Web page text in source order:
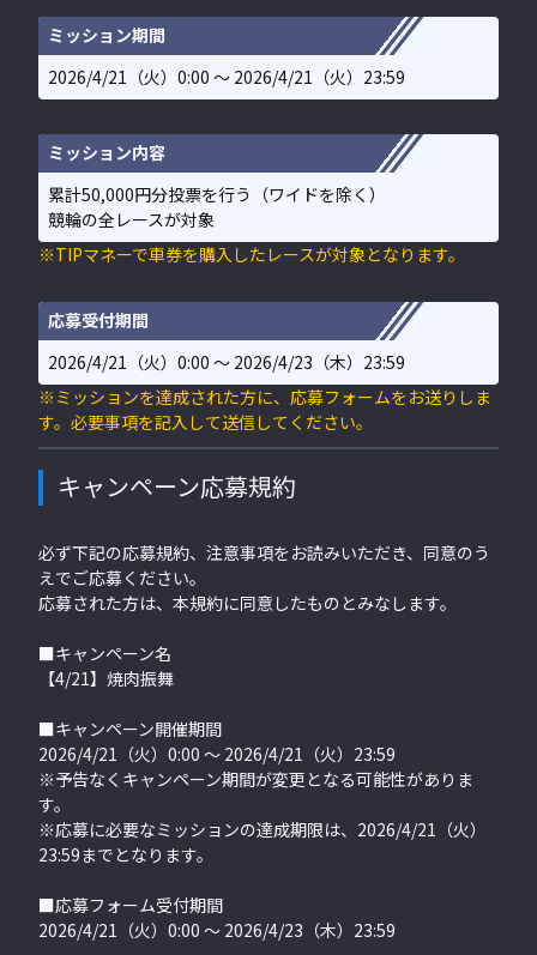
ミッション期間
2026/4/21（火）0:00 〜 2026/4/21（火）23:59
ミッション内容
累計50,000円分投票を行う（ワイドを除く）
競輪の全レースが対象
※TIPマネーで車券を購入したレースが対象となります。
応募受付期間
2026/4/21（火）0:00 〜 2026/4/23（木）23:59
※ミッションを達成された方に、応募フォームをお送りしま
す。必要事項を記入して送信してください。
キャンペーン応募規約
必ず下記の応募規約、注意事項をお読みいただき、同意のう
えでご応募ください。
応募された方は、本規約に同意したものとみなします。
■キャンペーン名
【4/21】焼肉振舞
■キャンペーン開催期間
2026/4/21（火）0:00 〜 2026/4/21（火）23:59
※予告なくキャンペーン期間が変更となる可能性がありま
す。
※応募に必要なミッションの達成期限は、2026/4/21（火）
23:59までとなります。
■応募フォーム受付期間
2026/4/21（火）0:00 〜 2026/4/23（木）23:59